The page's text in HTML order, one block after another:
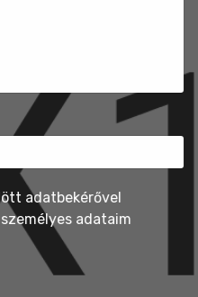
adatbekérővel
adataim